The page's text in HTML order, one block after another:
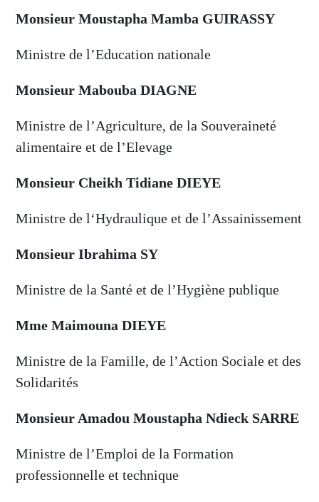
Monsieur Moustapha Mamba GUIRASSY
Ministre de l’Education nationale
Monsieur Mabouba DIAGNE
Ministre de l’Agriculture, de la Souveraineté
alimentaire et de l’Elevage
Monsieur Cheikh Tidiane DIEYE
Ministre de l‘Hydraulique et de l’Assainissement
Monsieur Ibrahima SY
Ministre de la Santé et de l’Hygiène publique
Mme Maimouna DIEYE
Ministre de la Famille, de l’Action Sociale et des
Solidarités
Monsieur Amadou Moustapha Ndieck SARRE
Ministre de l’Emploi de la Formation
professionnelle et technique